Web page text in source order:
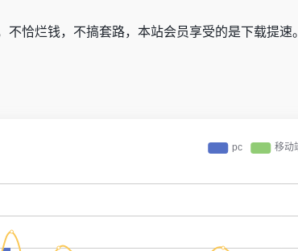
不恰烂钱，不搞套路，本站会员享受的是下载提速。